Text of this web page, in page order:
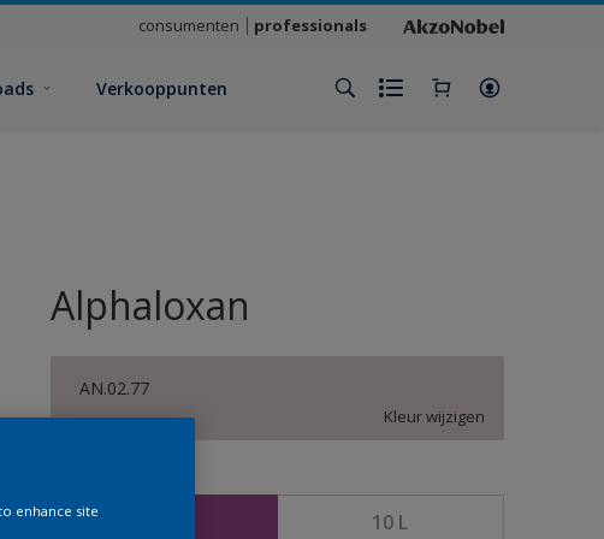
consumenten professionals
Verkooppunten
Alphaloxan
AN.02.77
Kleur wijzigen
10 L
enhance site